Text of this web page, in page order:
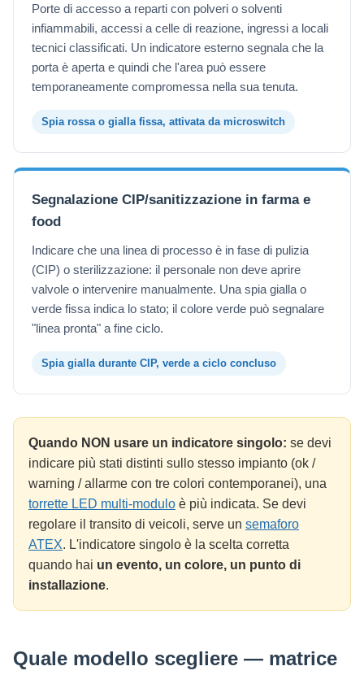
Porte di accesso a reparti con polveri o solventi
infiammabili, accessi a celle di reazione, ingressi a locali
tecnici classificati. Un indicatore esterno segnala che la
porta è aperta e quindi che l'area può essere
temporaneamente compromessa nella sua tenuta.
Spia rossa o gialla fissa, attivata da microswitch
Segnalazione CIP/sanitizzazione in farma e
food
Indicare che una linea di processo è in fase di pulizia
(CIP) o sterilizzazione: il personale non deve aprire
valvole o intervenire manualmente. Una spia gialla o
verde fissa indica lo stato; il colore verde può segnalare
"linea pronta" a fine ciclo.
Spia gialla durante CIP, verde a ciclo concluso
Quando NON usare un indicatore singolo: se devi
indicare più stati distinti sullo stesso impianto (ok /
warning / allarme con tre colori contemporanei), una
torrette LED multi-modulo è più indicata. Se devi
regolare il transito di veicoli, serve un semaforo
ATEX. L'indicatore singolo è la scelta corretta
quando hai un evento, un colore, un punto di
installazione.
Quale modello scegliere — matrice